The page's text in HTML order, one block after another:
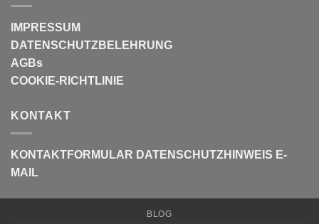
IMPRESSUM
DATENSCHUTZBELEHRUNG
AGBs
COOKIE-RICHTLINIE
KONTAKT
KONTAKTFORMULAR DATENSCHUTZHINWEIS E-
MAIL
BLOG